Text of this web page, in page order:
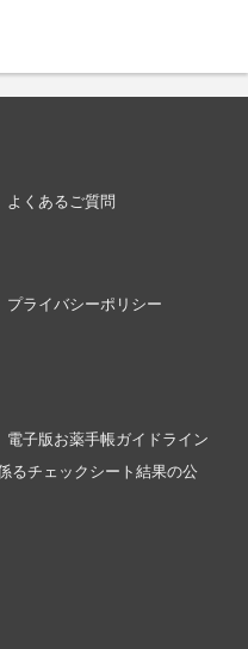
よくあるご質問
プライバシーポリシー
電子版お薬手帳ガイドライン
るチェックシート結果の公